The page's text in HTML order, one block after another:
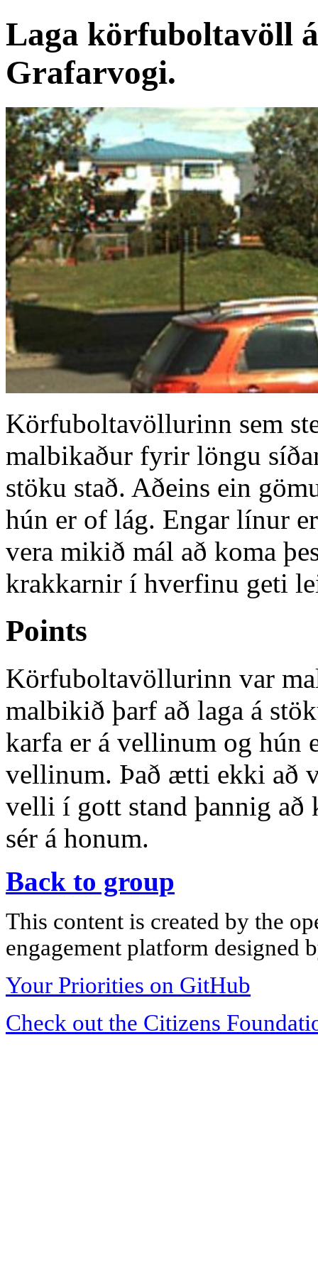
Laga körfuboltavöll
Grafarvogi.
Körfuboltavöllurinn sem
malbikaður fyrir löngu
stöku stað. Aðeins ein
hún er of lág. Engar línur
vera mikið mál að koma
krakkarnir í hverfinu geti
Points
Körfuboltavöllurinn var
malbikið þarf að laga á
karfa er á vellinum og hún
vellinum. Það ætti ekki að
velli í gott stand þannig
sér á honum.
Back to group
This content is created by the
engagement platform designed
Your Priorities on GitHub
Check out the Citizens